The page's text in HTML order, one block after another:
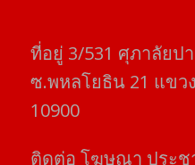
ที่อยู่​ 3/531​ ศุภาลัยป
ซ.พหลโยธิน​ 21​ แขว
10900
ติดต่อ​ โฆษณา​ ประช